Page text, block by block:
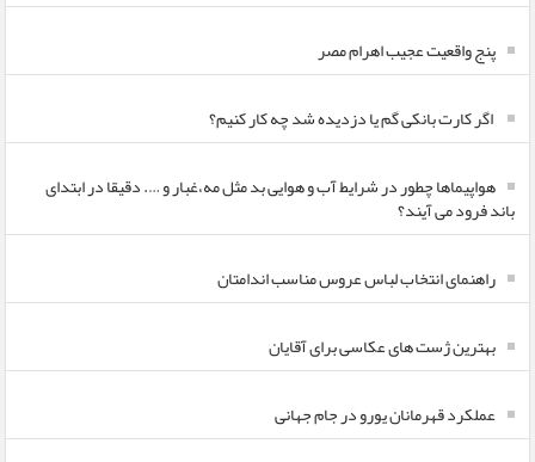
پنج واقعیت عجیب اهرام مصر
اگر کارت بانکی گم یا دزدیده شد چه کار کنیم؟
هواپیماها چطور در شرایط آب و هوایی بد مثل مه،غبار و …. دقیقا در ابتدای
باند فرود می آیند؟
راهنمای انتخاب لباس عروس مناسب اندامتان
بهترین ژست های عکاسی برای آقایان
عملکرد قهرمانان یورو در جام جهانی